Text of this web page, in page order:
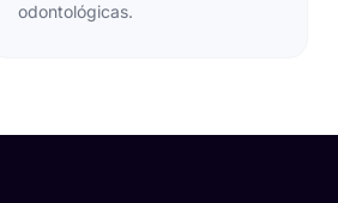
odontológicas.